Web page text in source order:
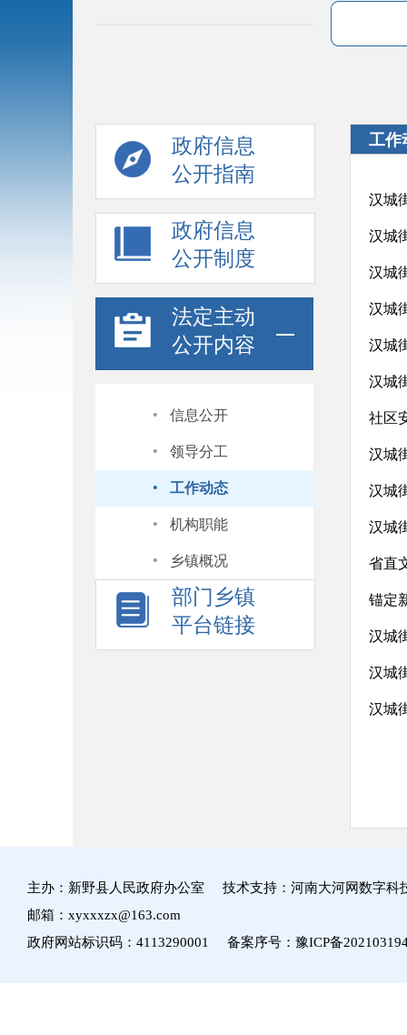
政府信息
公开指南
政府信息
公开制度
法定主动
公开内容
· 信息公开
· 领导分工
· 工作动态
· 机构职能
· 乡镇概况
部门乡镇
平台链接
工作
汉城
汉城
汉城
汉城
汉城
汉城
社区
汉城
汉城
汉城
省直
锚定
汉城
汉城
汉城
主办：新野县人民政府办公室 技术支持：河南大河网数字科
邮箱：xyxxxzx@163.com
政府网站标识码：4113290001 备案序号： 豫ICP备